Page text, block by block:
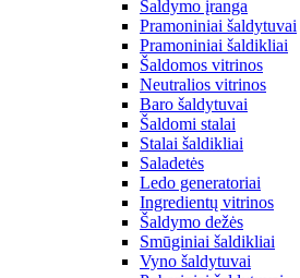
Šaldymo įranga
Pramoniniai šaldytuvai
Pramoniniai šaldikliai
Šaldomos vitrinos
Neutralios vitrinos
Baro šaldytuvai
Šaldomi stalai
Stalai šaldikliai
Saladetės
Ledo generatoriai
Ingredientų vitrinos
Šaldymo dežės
Smūginiai šaldikliai
Vyno šaldytuvai